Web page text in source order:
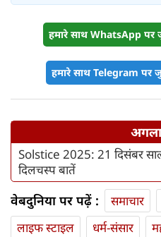
हमारे साथ WhatsApp
हमारे साथ Telegram पर
Solstice 2025: 21 दिसंबर
दिलचस्प बातें
वेबदुनिया पर पढ़ें : समाचार
लाइफ स्‍टाइल
धर्म-संसार